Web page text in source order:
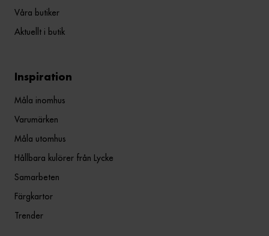
Våra butiker
Aktuellt i butik
Inspiration
Måla inomhus
Varumärken
Måla utomhus
Hållbara kulörer från Lycke
Samarbeten
Färgkartor
Trender